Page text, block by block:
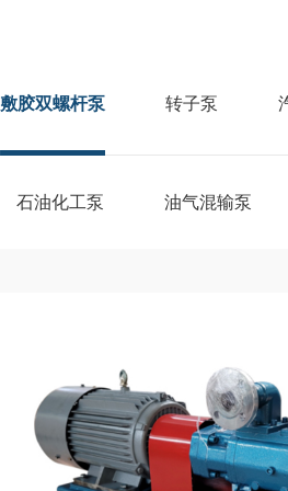
敷胶双螺杆泵 转子泵
石油化工泵 油气混输泵